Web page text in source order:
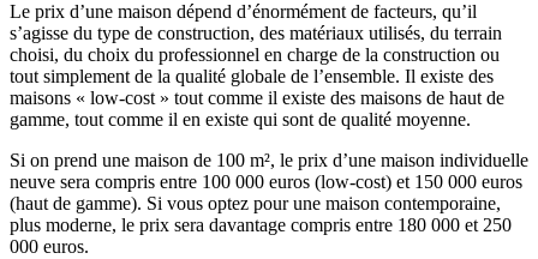
Le prix d’une maison dépend d’énormément de facteurs, qu’il
s’agisse du type de construction, des matériaux utilisés, du terrain
choisi, du choix du professionnel en charge de la construction ou
tout simplement de la qualité globale de l’ensemble. Il existe des
maisons « low-cost » tout comme il existe des maisons de haut de
gamme, tout comme il en existe qui sont de qualité moyenne.
Si on prend une maison de 100 m², le prix d’une maison individuelle
neuve sera compris entre 100 000 euros (low-cost) et 150 000 euros
(haut de gamme). Si vous optez pour une maison contemporaine,
plus moderne, le prix sera davantage compris entre 180 000 et 250
000 euros.